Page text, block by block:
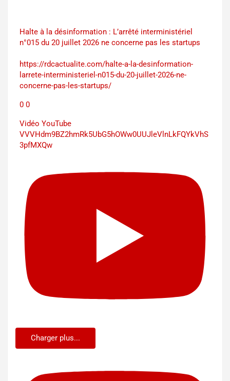
Halte à la désinformation : L’arrêté interministériel
n°015 du 20 juillet 2026 ne concerne pas les startups
https://rdcactualite.com/halte-a-la-desinformation-
larrete-interministeriel-n015-du-20-juillet-2026-ne-
concerne-pas-les-startups/
0 0
Vidéo YouTube
VVVHdm9BZ2hmRk5UbG5hOWw0UUJleVlnLkFQYkVhS
3pfMXQw
Charger plus...